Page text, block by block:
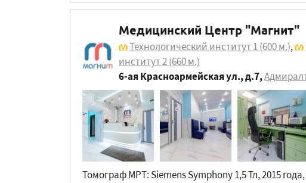
Медицинский Центр "Магнит"
Технологический институт 1(600 м.),
институт 2(660 м.)
6-ая Красноармейская ул., д.7,
Томограф МРТ: Siemens Symphony 1,5 Тл, 2015